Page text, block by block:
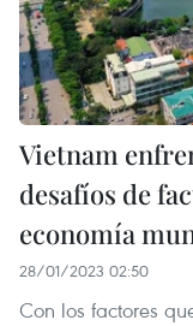
Vietnam
desafíos de
economía
28/01/2023 02:50
Con los factores